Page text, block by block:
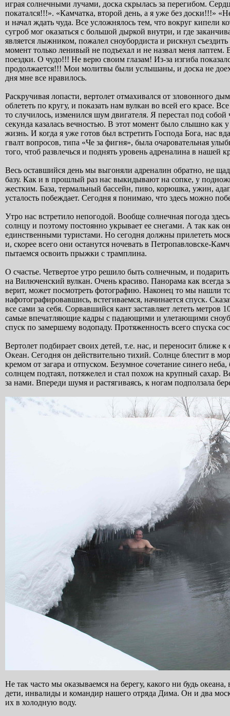
играя солнечными лучами, доска скрылась за перегибом.
покатался!!!». «Камчатка, второй день, а я уже без доски!!!»
и начал ждать чуда. Все усложнялось тем, что вокруг
сугроб мог оказаться с большой дыркой внутри, и где
является лыжником, пожалел сноубордиста и рискнул
момент только ленивый не подъехал и не назвал меня
поездки. О чудо!!! Не верю своим глазам! Из-за изгиба
продолжается!!! Мои молитвы были услышаны, и доска не
дня мне все нравилось.
Раскручивая лопасти, вертолет отмахивался от зловонного
облететь по кругу, и показать нам вулкан во всей его красе.
то случилось, изменился шум двигателя. Я перестал под
секунда казалась вечностью. В этот момент было слышно как
жизнь. И когда я уже готов был встретить Господа Бога, нас
гвалт вопросов, типа «Че за фигня», была очаровательная
того, чтоб развлечься и поднять уровень адреналина в нашей
Весь оставшийся день мы выгоняли адреналин обратно, не
базу. Как и в прошлый раз нас выкидывают на сопке, у
жестким. База, термальный бассейн, пиво, корюшка, ужин,
усталость побеждает. Сегодня я понимаю, что здесь можно
Утро нас встретило непогодой. Вообще солнечная погода
солнцу и поэтому постоянно укрывает ее снегами. А так как
единственными туристами. Но сегодня должны прилететь
и, скорее всего они останутся ночевать в Петропавловске-
пытаемся освоить прыжки с трамплина.
О счастье. Четвертое утро решило быть солнечным, и
на Вилюченский вулкан. Очень красиво. Панорама как
верит, может посмотреть фотографию. Наконец то мы нашли
нафотографировавшись, встегиваемся, начинается спуск.
все сами за себя. Сорвавшийся кант заставляет лететь
самые впечатляющие кадры с падающими и улетающими
спуск по замершему водопаду. Протяженность всего спуска
Вертолет подбирает своих детей, т.е. нас, и переносит
Океан. Сегодня он действительно тихий. Солнце блестит в
кремом от загара и отпуском. Безумное сочетание синего
солнцем подтаял, потяжелел и стал похож на крупный сахар.
за нами. Впереди шумя и растягиваясь, к ногам подползала
Не так часто мы оказываемся на берегу, какого ни будь
дети, инвалиды и командир нашего отряда Дима. Он и два
их в холодную воду.